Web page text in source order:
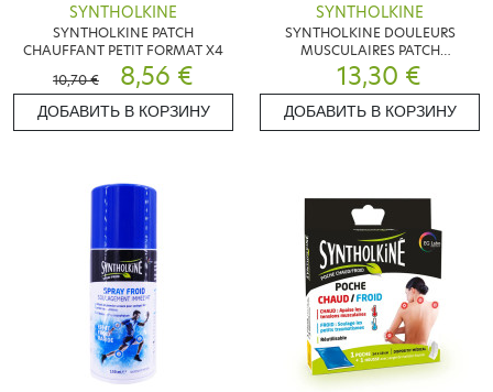
SYNTHOLKINE
SYNTHOLKINE PATCH
CHAUFFANT PETIT FORMAT X4
10,70 €
8,56 €
ДОБАВИТЬ В КОРЗИНУ
SYNTHOLKINE
SYNTHOLKINE DOULEURS
MUSCULAIRES PATCH
CHAUFFANT 4 PATCHS
13,30 €
ДОБАВИТЬ В КОРЗИНУ